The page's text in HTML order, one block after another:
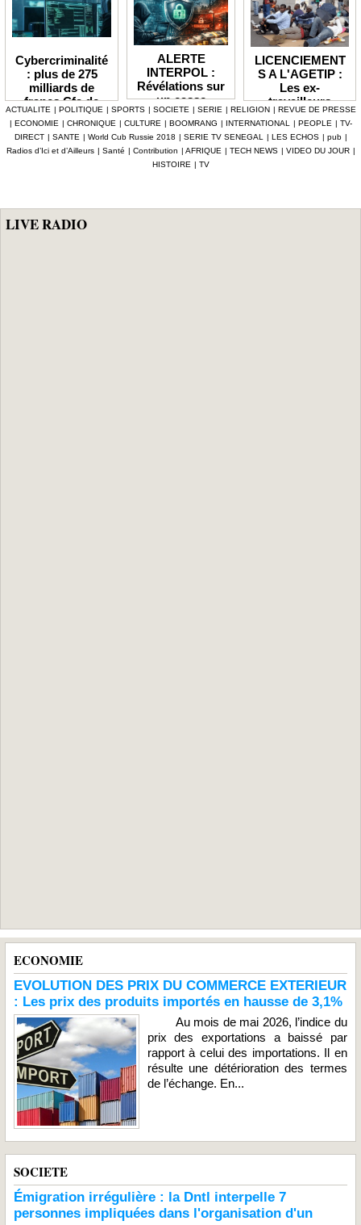
Cybercriminalité
: plus de 275
milliards de
francs Cfa de
pertes
enregistrées en
Afrique depuis
2024 (Interpol)
ALERTE
INTERPOL :
Révélations sur
un casse
numérique à 4,7
milliards F Cfa
ciblant le
secteur pétrolier
au Sénégal
LICENCIEMENT
S A L'AGETIP :
Les ex-
travailleurs
dénoncent une
gestion
«népotique» et
interpellent le
ACTUALITE | POLITIQUE | SPORTS | SOCIETE | SERIE | RELIGION | REVUE DE PRESSE
| ECONOMIE | CHRONIQUE | CULTURE | BOOMRANG | INTERNATIONAL | PEOPLE | TV-
DIRECT | SANTE | World Cub Russie 2018 | SERIE TV SENEGAL | LES ECHOS | pub |
Radios d’Ici et d’Ailleurs | Santé | Contribution | AFRIQUE | TECH NEWS | VIDEO DU JOUR |
HISTOIRE | TV
LIVE RADIO
ECONOMIE
EVOLUTION DES PRIX DU COMMERCE EXTERIEUR
: Les prix des produits importés en hausse de 3,1%
Au mois de mai 2026, l’indice du
prix des exportations a baissé par
rapport à celui des importations. Il en
résulte une détérioration des termes
de l’échange. En...
SOCIETE
Émigration irrégulière : la Dntl interpelle 7
personnes impliquées dans l'organisation d'un